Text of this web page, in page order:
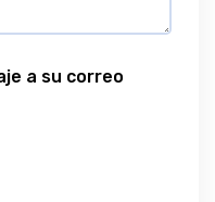
a su correo